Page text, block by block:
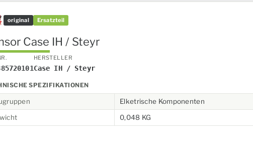
original Ersatzteil
Case IH / Steyr
HERSTELLER
Case IH / Steyr
SPEZIFIKATIONEN
Elketrische Komponenten
0,048 KG